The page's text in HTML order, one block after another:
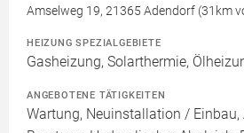
Amselweg 19, 21365 Adendorf (31km
HEIZUNG SPEZIALGEBIETE
Gasheizung, Solarthermie,
ANGEBOTENE TÄTIGKEITEN
Wartung, Neuinstallation / Einbau,